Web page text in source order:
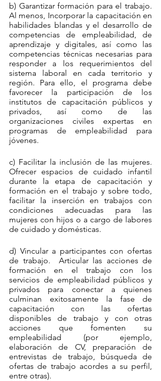
b) Garantizar formación para el trabajo.
Al menos, Incorporar la capacitación en
habilidades blandas y el desarrollo de
competencias de empleabilidad, de
aprendizaje y digitales, así como las
competencias técnicas necesarias para
responder a los requerimientos del
sistema laboral en cada territorio y
región. Para ello, el programa debe
favorecer la participación de los
institutos de capacitación públicos y
privados, así como de las
organizaciones civiles expertas en
programas de empleabilidad para
jóvenes.
c) Facilitar la inclusión de las mujeres.
Ofrecer espacios de cuidado infantil
durante la etapa de capacitación y
formación en el trabajo y sobre todo,
facilitar la inserción en trabajos con
condiciones adecuadas para las
mujeres con hijos o a cargo de labores
de cuidado y domésticas.
d) Vincular a participantes con ofertas
de trabajo.  Articular las acciones de
formación en el trabajo con los
servicios de empleabilidad públicos y
privados para conectar a quienes
culminan exitosamente la fase de
capacitación con las ofertas
disponibles de trabajo y con otras
acciones que fomenten su
empleabilidad (por ejemplo,
elaboración de CV, preparación de
entrevistas de trabajo, búsqueda de
ofertas de trabajo acordes a su perfil,
entre otras).